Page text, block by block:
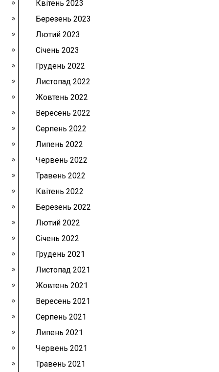
Квітень 2023
Березень 2023
Лютий 2023
Січень 2023
Грудень 2022
Листопад 2022
Жовтень 2022
Вересень 2022
Серпень 2022
Липень 2022
Червень 2022
Травень 2022
Квітень 2022
Березень 2022
Лютий 2022
Січень 2022
Грудень 2021
Листопад 2021
Жовтень 2021
Вересень 2021
Серпень 2021
Липень 2021
Червень 2021
Травень 2021